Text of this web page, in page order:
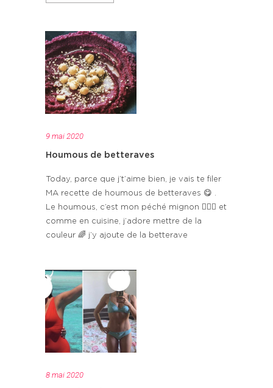
9 mai 2020
Houmous de betteraves
Today, parce que j’t’aime bien, je vais te filer
MA recette de houmous de betteraves 😋 .
Le houmous, c’est mon péché mignon 🤷🏻‍♀️ et
comme en cuisine, j’adore mettre de la
couleur 🌈 j’y ajoute de la betterave
8 mai 2020